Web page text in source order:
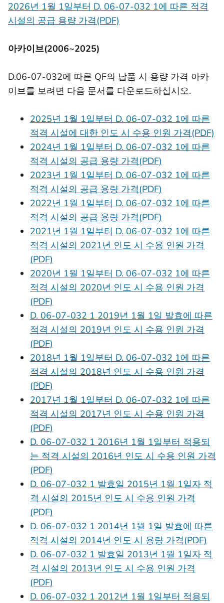
2026년 1월 1일부터 D. 06-07-032 1에 따른 적격
시설의 공급 용량 가격(PDF)
아카이브(2006~2025)
D.06-07-032에 따른 QF의 납품 시 용량 가격 아카
이브를 보려면 다음 문서를 다운로드하십시오.
2025년 1월 1일부터 D. 06-07-032 1에 따른
적격 시설에 대한 인도 시 수용 인원 가격(PDF)
2024년 1월 1일부터 D. 06-07-032 1에 따른
적격 시설의 공급 용량 가격(PDF)
2023년 1월 1일부터 D. 06-07-032 1에 따른
적격 시설의 공급 용량 가격(PDF)
2022년 1월 1일부터 D. 06-07-032 1에 따른
적격 시설의 공급 용량 가격(PDF)
2021년 1월 1일부터 D. 06-07-032 1에 따른
적격 시설의 2021년 인도 시 수용 인원 가격
(PDF)
2020년 1월 1일부터 D. 06-07-032 1에 따른
적격 시설의 2020년 인도 시 수용 인원 가격
(PDF)
D. 06-07-032 1 2019년 1월 1일 발효에 따른
적격 시설의 2019년 인도 시 수용 인원 가격
(PDF)
2018년 1월 1일부터 D. 06-07-032 1에 따른
적격 시설의 2018년 인도 시 수용 인원 가격
(PDF)
2017년 1월 1일부터 D. 06-07-032 1에 따른
적격 시설의 2017년 인도 시 수용 인원 가격
(PDF)
D. 06-07-032 1 2016년 1월 1일부터 적용되
는 적격 시설의 2016년 인도 시 수용 인원 가격
(PDF)
D. 06-07-032 1 발효일 2015년 1월 1일자 적
격 시설의 2015년 인도 시 수용 인원 가격
(PDF)
D. 06-07-032 1 2014년 1월 1일 발효에 따른
적격 시설의 2014년 인도 시 용량 가격(PDF)
D. 06-07-032 1 발효일 2013년 1월 1일자 적
격 시설의 2013년 인도 시 수용 인원 가격
(PDF)
D. 06-07-032 1 2012년 1월 1일부터 적용되